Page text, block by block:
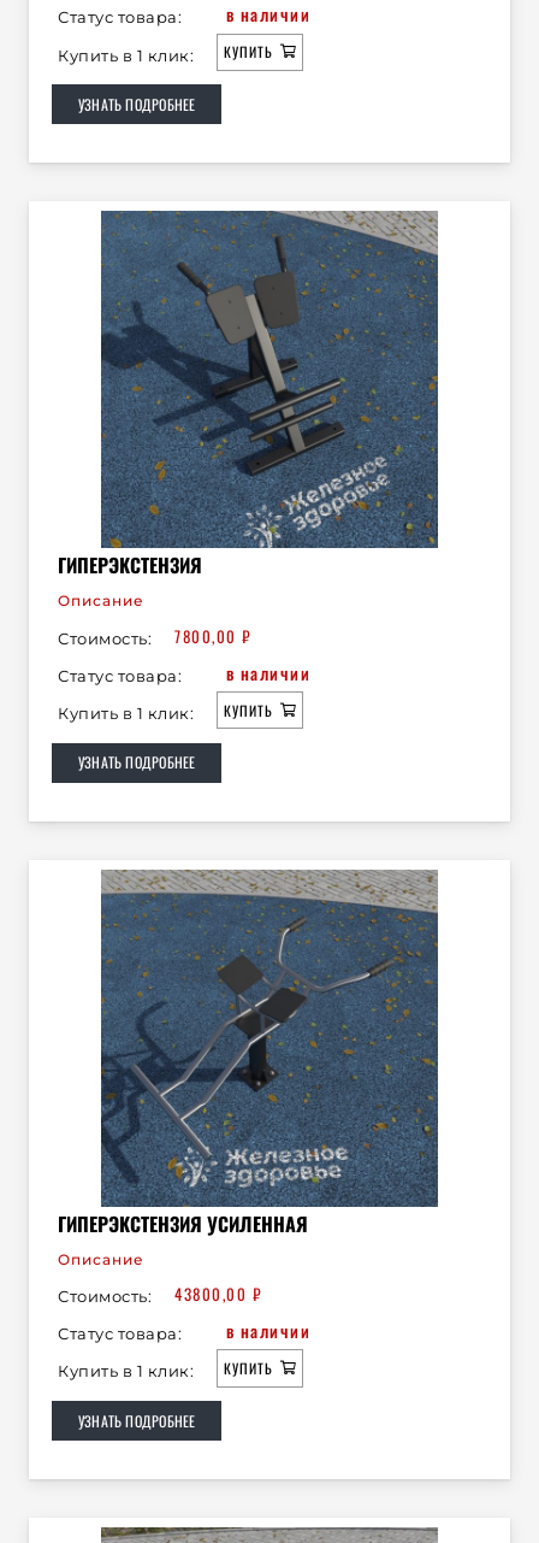
Статус товара: в наличии
Купить в 1 клик: КУПИТЬ
УЗНАТЬ ПОДРОБНЕЕ
ГИПЕРЭКСТЕНЗИЯ
Описание
Стоимость: 7800,00₽
Статус товара: в наличии
Купить в 1 клик: КУПИТЬ
УЗНАТЬ ПОДРОБНЕЕ
ГИПЕРЭКСТЕНЗИЯ УСИЛЕННАЯ
Описание
Стоимость: 43800,00 ₽
Статус товара: в наличии
Купить в 1 клик: КУПИТЬ
УЗНАТЬ ПОДРОБНЕЕ